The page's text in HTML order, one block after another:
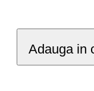
Adauga in